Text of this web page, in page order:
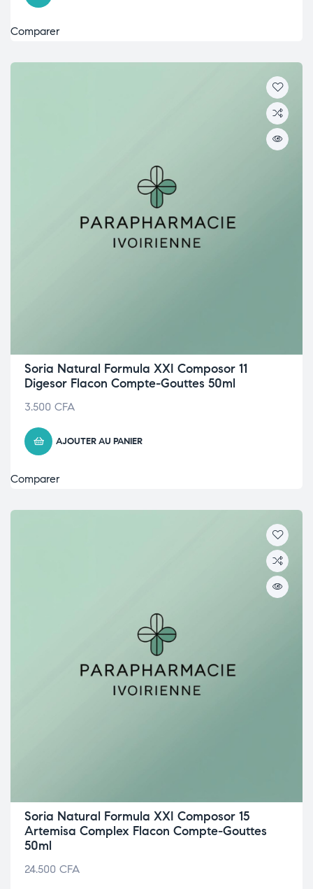
Comparer
Soria Natural Formula XXI Composor 11
Digesor Flacon Compte-Gouttes 50ml
3.500 CFA
AJOUTER AU PANIER
Comparer
Soria Natural Formula XXI Composor 15
Artemisa Complex Flacon Compte-Gouttes
50ml
24.500 CFA